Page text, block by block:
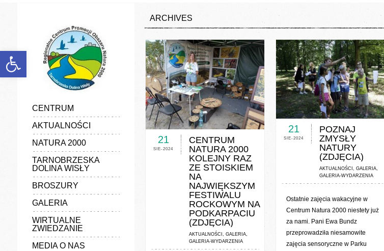
Otwórz pasek narzędzi
popularize
poster
quality
vender
CENTRUM
AKTUALNOŚCI
NATURA 2000
TARNOBRZESKA
DOLINA WISŁY
BROSZURY
GALERIA
WIRTUALNE
ZWIEDZANIE
MEDIA O NAS
ARCHIVES
0 COMMENTS / 0 VOTES
21
SIE-2024
CENTRUM
NATURA 2000
KOLEJNY RAZ
ZE STOISKIEM
NA
NAJWIĘKSZYM
FESTIWALU
ROCKOWYM NA
PODKARPACIU
(ZDJĘCIA)
AKTUALNOŚCI GALERIA,
GALERIA-WYDARZENIA
0 COMMENTS / 0 VOTES
21
SIE-2024
POZNAJ
ZMYSŁY
NATURY
(ZDJĘCIA)
AKTUALNOŚCI , GALERIA,
GALERIA-WYDARZENIA
Ostatnie zajęcia wakacyjne w
Centrum Natura 2000 niestety już
za nami. Pani Ewa Bundz
przeprowadziła niesamowite
zajęcia sensoryczne w Parku